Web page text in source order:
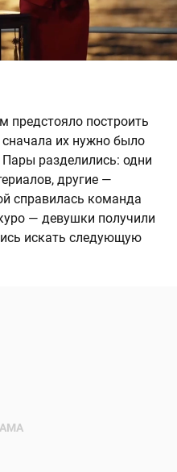
предстояло построить
их нужно было
разделились: одни
другие —
справилась команда
— девушки получили
искать следующую